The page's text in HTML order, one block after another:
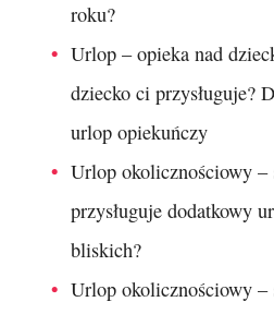
roku?
Urlop – opieka nad
dziecko ci przysługuje?
urlop opiekuńczy
Urlop okolicznościowy
przysługuje dodatkowy
bliskich?
Urlop okolicznościowy –